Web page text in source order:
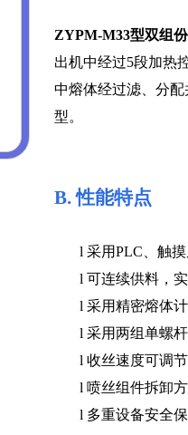
ZYPM-M33型双组
出机中经过5段加热
中熔体经过滤、分
型。
B.性能特点
l 采用PLC、触
l 可连续供料，
l 采用精密熔体
l 采用两组单螺
l 收丝速度可调
l 喷丝组件拆卸
l 多重设备安全